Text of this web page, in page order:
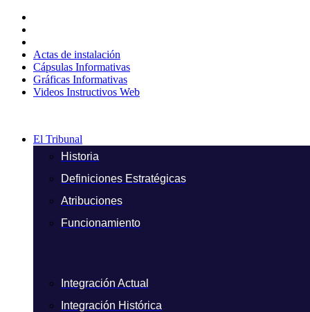
contenido
Actas de instalación
Cápsulas Informativas
Gráficas Informativas
Videos Instructivos Web
El Tribunal
Historia
Definiciones Estratégicas
Atribuciones
Funcionamiento
Integración Actual
Integración Histórica